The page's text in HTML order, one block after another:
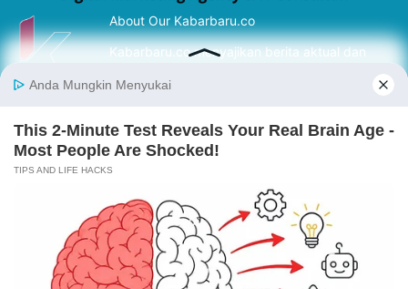
About Our Kabarbaru.co
Kabarbaru.co menyajikan berita aktual dan
serta terverifikasi dari sumber yang tepat.
Follow Kabarbaru
Kabarbaru.co